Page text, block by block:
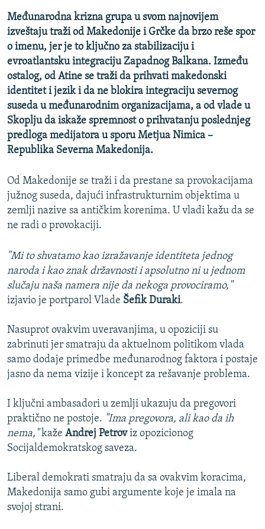
POST SCRIPTUM
MOJA EVROPA
TRI DECENIJE OD RATA U BIH
SVE KARTE DEJTONA
NASTANAK I RASPAD JUGOSLAVIJE
Međunarodna krizna grupa u svom najnovijem
izveštaju traži od Makedonije i Grčke da brzo reše spor
o imenu, jer je to ključno za stabilizaciju i
evroatlantsku integraciju Zapadnog Balkana. Između
ostalog, od Atine se traži da prihvati makedonski
identitet i jezik i da ne blokira integraciju severnog
suseda u međunarodnim organizacijama, a od vlade u
Skoplju da iskaže spremnost o prihvatanju poslednjeg
predloga medijatora u sporu Metjua Nimica –
Republika Severna Makedonija.
Od Makedonije se traži i da prestane sa provokacijama
južnog suseda, dajući infrastrukturnim objektima u
zemlji nazive sa antičkim korenima. U vladi kažu da se
ne radi o provokaciji.
"Mi to shvatamo kao izražavanje identiteta jednog
naroda i kao znak državnosti i apsolutno ni u jednom
slučaju naša namera nije da nekoga provociramo,"
izjavio je portparol Vlade Šefik Duraki.
Nasuprot ovakvim uveravanjima, u opoziciji su
zabrinuti jer smatraju da aktuelnom politikom vlada
samo dodaje primedbe međunarodnog faktora i postaje
jasno da nema vizije i koncept za rešavanje problema.
I ključni ambasadori u zemlji ukazuju da pregovori
praktično ne postoje. "Ima pregovora, ali kao da ih
nema,"kaže Andrej Petroviz opozicionog
Socijaldemokratskog saveza.
Liberal demokrati smatraju da sa ovakvim koracima,
Makedonija samo gubi argumente koje je imala na
svojoj strani.